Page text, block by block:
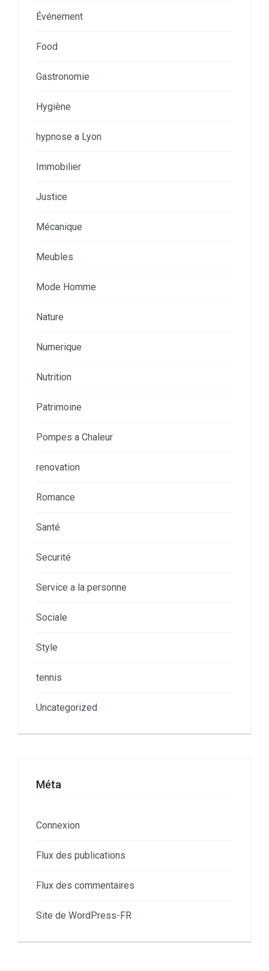
Événement
Food
Gastronomie
Hygiène
hypnose a Lyon
Immobilier
Justice
Mécanique
Meubles
Mode Homme
Nature
Numerique
Nutrition
Patrimoine
Pompes a Chaleur
renovation
Romance
Santé
Securité
Service a la personne
Sociale
Style
tennis
Uncategorized
Méta
Connexion
Flux des publications
Flux des commentaires
Site de WordPress-FR